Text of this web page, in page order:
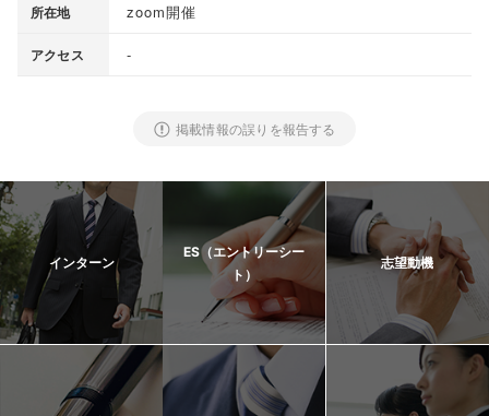
所在地 zoom開催
アクセス -
掲載情報の誤りを報告する
インターン
ES（エントリーシー
ト）
志望動機